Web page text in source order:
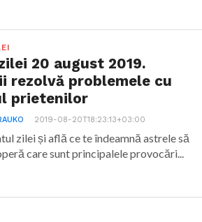
20 august 2019.
rezolvă problemele cu
prietenilor
2019-08-20T18:23:13+03:00
zilei și află ce te îndeamnă astrele să
care sunt principalele provocări...